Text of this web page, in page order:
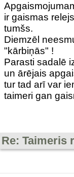
ir gaismas
tumšs.
Diemzēl
"kārbiņās" !
Parasti sadalē
un ārējais
tur tad arī var
taimeri gan
Re: Taimeris